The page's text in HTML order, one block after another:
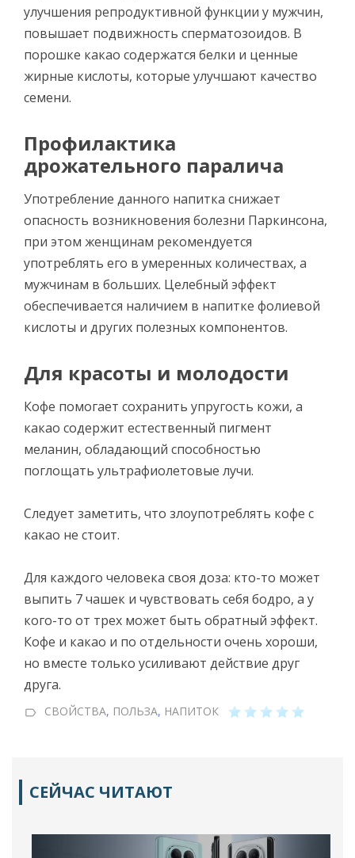
улучшения репродуктивной функции у мужчин,
повышает подвижность сперматозоидов. В
порошке какао содержатся белки и ценные
жирные кислоты, которые улучшают качество
семени.
Профилактика
дрожательного паралича
Употребление данного напитка снижает
опасность возникновения болезни Паркинсона,
при этом женщинам рекомендуется
употреблять его в умеренных количествах, а
мужчинам в больших. Целебный эффект
обеспечивается наличием в напитке фолиевой
кислоты и других полезных компонентов.
Для красоты и молодости
Кофе помогает сохранить упругость кожи, а
какао содержит естественный пигмент
меланин, обладающий способностью
поглощать ультрафиолетовые лучи.
Следует заметить, что злоупотреблять кофе с
какао не стоит.
Для каждого человека своя доза: кто-то может
выпить 7 чашек и чувствовать себя бодро, а у
кого-то от трех может быть обратный эффект.
Кофе и какао и по отдельности очень хороши,
но вместе только усиливают действие друг
друга.
СВОЙСТВА, ПОЛЬЗА, НАПИТОК
СЕЙЧАС ЧИТАЮТ